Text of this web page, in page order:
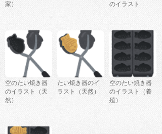
家）
のイラスト
空のたい焼き器
のイラスト（天
然）
たい焼き器のイ
ラスト（天然）
空のたい焼き器
のイラスト（養
殖）